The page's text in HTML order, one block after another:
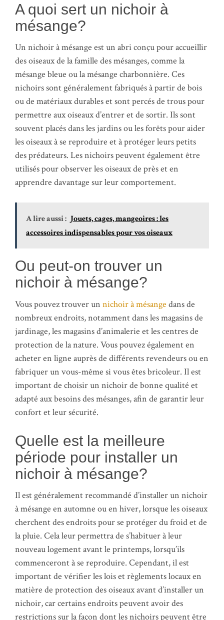
A quoi sert un nichoir à
mésange?
Un nichoir à mésange est un abri conçu pour accueillir
des oiseaux de la famille des mésanges, comme la
mésange bleue ou la mésange charbonnière. Ces
nichoirs sont généralement fabriqués à partir de bois
ou de matériaux durables et sont percés de trous pour
permettre aux oiseaux d’entrer et de sortir. Ils sont
souvent placés dans les jardins ou les forêts pour aider
les oiseaux à se reproduire et à protéger leurs petits
des prédateurs. Les nichoirs peuvent également être
utilisés pour observer les oiseaux de près et en
apprendre davantage sur leur comportement.
A lire aussi : Jouets, cages, mangeoires : les
accessoires indispensables pour vos oiseaux
Ou peut-on trouver un
nichoir à mésange?
Vous pouvez trouver un nichoir à mésange dans de
nombreux endroits, notamment dans les magasins de
jardinage, les magasins d’animalerie et les centres de
protection de la nature. Vous pouvez également en
acheter en ligne auprès de différents revendeurs ou en
fabriquer un vous-même si vous êtes bricoleur. Il est
important de choisir un nichoir de bonne qualité et
adapté aux besoins des mésanges, afin de garantir leur
confort et leur sécurité.
Quelle est la meilleure
période pour installer un
nichoir à mésange?
Il est généralement recommandé d’installer un nichoir
à mésange en automne ou en hiver, lorsque les oiseaux
cherchent des endroits pour se protéger du froid et de
la pluie. Cela leur permettra de s’habituer à leur
nouveau logement avant le printemps, lorsqu’ils
commenceront à se reproduire. Cependant, il est
important de vérifier les lois et règlements locaux en
matière de protection des oiseaux avant d’installer un
nichoir, car certains endroits peuvent avoir des
restrictions sur la façon dont les nichoirs peuvent être